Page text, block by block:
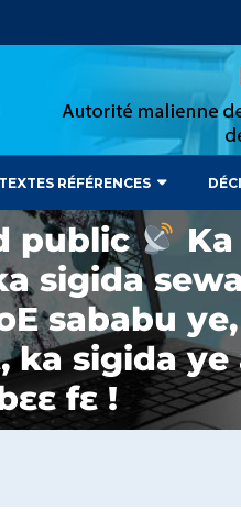
TEXTES RÉFÉRENCES
public
Ka
sigida sewa
sababu
ka sigida ye
fɛ !